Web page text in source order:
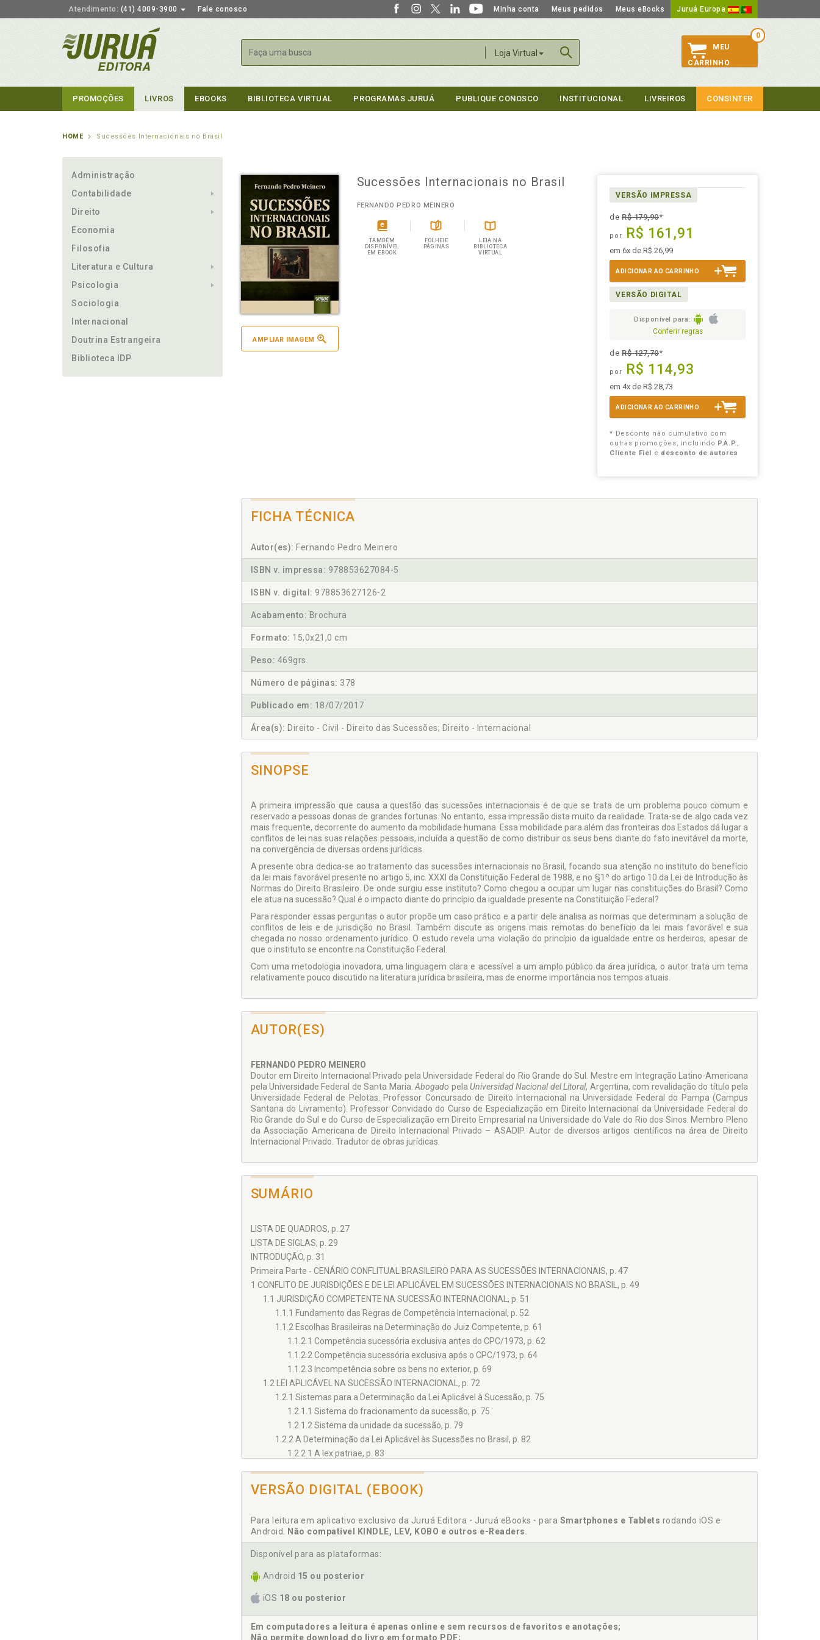
Atendimento: (41) 4009-3900 Fale conosco Minha conta Meus pedidos Meus eBooks Juruá Europa
Loja Virtual
Buscar
0
MEU
CARRINHO
PROMOÇÕES LIVROS EBOOKS BIBLIOTECA VIRTUAL PROGRAMAS JURUÁ PUBLIQUE CONOSCO INSTITUCIONAL LIVREIROS CONSINTER
HOME Sucessões Internacionais no Brasil
Administração
Contabilidade
Direito
Economia
Filosofia
Literatura e Cultura
Psicologia
Sociologia
Internacional
Doutrina Estrangeira
Biblioteca IDP
AMPLIAR IMAGEM
Sucessões Internacionais no Brasil
FERNANDO PEDRO MEINERO
TAMBÉM
DISPONÍVEL
EM EBOOK
FOLHEIE
PÁGINAS
LEIA NA
BIBLIOTECA
VIRTUAL
VERSÃO IMPRESSA
deR$ 179,90*
por R$ 161,91
em 6x de R$ 26,99
ADICIONAR AO CARRINHO
VERSÃO DIGITAL
Disponível para:
Conferir regras
deR$ 127,70*
por R$ 114,93
em 4x de R$ 28,73
ADICIONAR AO CARRINHO
* Desconto não cumulativo com
outras promoções, incluindo P.A.P.,
Cliente Fiel
e desconto de autores
FICHA TÉCNICA
Autor(es): Fernando Pedro Meinero
ISBN v. impressa: 978853627084-5
ISBN v. digital: 978853627126-2
Acabamento: Brochura
Formato: 15,0x21,0 cm
Peso: 469grs.
Número de páginas: 378
Publicado em: 18/07/2017
Área(s): Direito - Civil - Direito das Sucessões; Direito - Internacional
SINOPSE
A primeira impressão que causa a questão das sucessões internacionais é de que se trata de um problema pouco comum e
reservado a pessoas donas de grandes fortunas. No entanto, essa impressão dista muito da realidade. Trata-se de algo cada vez
mais frequente, decorrente do aumento da mobilidade humana. Essa mobilidade para além das fronteiras dos Estados dá lugar a
conflitos de lei nas suas relações pessoais, incluída a questão de como distribuir os seus bens diante do fato inevitável da morte,
na convergência de diversas ordens jurídicas.
A presente obra dedica-se ao tratamento das sucessões internacionais no Brasil, focando sua atenção no instituto do benefício
da lei mais favorável presente no artigo 5, inc. XXXI da Constituição Federal de 1988, e no §1º do artigo 10 da Lei de Introdução às
Normas do Direito Brasileiro. De onde surgiu esse instituto? Como chegou a ocupar um lugar nas constituições do Brasil? Como
ele atua na sucessão? Qual é o impacto diante do princípio da igualdade presente na Constituição Federal?
Para responder essas perguntas o autor propõe um caso prático e a partir dele analisa as normas que determinam a solução de
conflitos de leis e de jurisdição no Brasil. Também discute as origens mais remotas do benefício da lei mais favorável e sua
chegada no nosso ordenamento jurídico. O estudo revela uma violação do princípio da igualdade entre os herdeiros, apesar de
que o instituto se encontre na Constituição Federal.
Com uma metodologia inovadora, uma linguagem clara e acessível a um amplo público da área jurídica, o autor trata um tema
relativamente pouco discutido na literatura jurídica brasileira, mas de enorme importância nos tempos atuais.
AUTOR(ES)
FERNANDO PEDRO MEINERO
Doutor em Direito Internacional Privado pela Universidade Federal do Rio Grande do Sul. Mestre em Integração Latino-Americana
pela Universidade Federal de Santa Maria.Abogado pelaUniversidad Nacional del Litoral, Argentina, com revalidação do título pela
Universidade Federal de Pelotas. Professor Concursado de Direito Internacional na Universidade Federal do Pampa (Campus
Santana do Livramento). Professor Convidado do Curso de Especialização em Direito Internacional da Universidade Federal do
Rio Grande do Sul e do Curso de Especialização em Direito Empresarial na Universidade do Vale do Rio dos Sinos. Membro Pleno
da Associação Americana de Direito Internacional Privado – ASADIP. Autor de diversos artigos científicos na área de Direito
Internacional Privado. Tradutor de obras jurídicas.
SUMÁRIO
LISTA DE QUADROS, p. 27
LISTA DE SIGLAS, p. 29
INTRODUÇÃO, p. 31
Primeira Parte - CENÁRIO CONFLITUAL BRASILEIRO PARA AS SUCESSÕES INTERNACIONAIS, p. 47
1 CONFLITO DE JURISDIÇÕES E DE LEI APLICÁVEL EM SUCESSÕES INTERNACIONAIS NO BRASIL, p. 49
1.1 JURISDIÇÃO COMPETENTE NA SUCESSÃO INTERNACIONAL, p. 51
1.1.1 Fundamento das Regras de Competência Internacional, p. 52
1.1.2 Escolhas Brasileiras na Determinação do Juiz Competente, p. 61
1.1.2.1 Competência sucessória exclusiva antes do CPC/1973, p. 62
1.1.2.2 Competência sucessória exclusiva após o CPC/1973, p. 64
1.1.2.3 Incompetência sobre os bens no exterior, p. 69
1.2 LEI APLICÁVEL NA SUCESSÃO INTERNACIONAL, p. 72
1.2.1 Sistemas para a Determinação da Lei Aplicável à Sucessão, p. 75
1.2.1.1 Sistema do fracionamento da sucessão, p. 75
1.2.1.2 Sistema da unidade da sucessão, p. 79
1.2.2 A Determinação da Lei Aplicável às Sucessões no Brasil, p. 82
1.2.2.1 A lex patriae, p. 83
1.3 UNIVERSALIDADE DA LEX SUCESSIONIS E PLURALIDADE DE JUÍZOS SUCESSÓRIOS, p. 88
2 DOMÍNIO DA LEX SUCESSIONIS NO BRASIL, p. 91
2.2 DOMÍNIO DA LEX SUCESSIONIS EM NÍVEL COMPARADO, p. 100
2.3 MATÉRIAS COMPREENDIDAS NO DOMÍNIO DA LEX SUCESSIONIS DE ACORDO COM O SISTEMA CONFLITUAL BRASILEIRO,
p. 108
2.4.1 Inclusão da Indignidade no Domínio da Lex Sucessionis, p. 112
2.4.1.2 Lex sucessionis como regulamentadora das causas de indignidade, p. 120
2.4.2 Exclusão da Forma dos Testamentos do Âmbito da Lex Sucessionis, p. 125
2.4.2.1 Locus regit actum como variação da lex domicilii para a forma dos testamentos, p. 128
VERSÃO DIGITAL (EBOOK)
Para leitura em aplicativo exclusivo da Juruá Editora - Juruá eBooks - para Smartphones e Tablets rodando iOS e
Android. Não compatível KINDLE, LEV, KOBO e outros e-Readers.
Disponível para as plataformas:
Android 15 ou posterior
iOS 18 ou posterior
Em computadores a leitura é apenas online e sem recursos de favoritos e anotações;
Não permite download do livro em formato PDF;